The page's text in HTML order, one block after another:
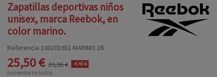
Zapatillas deportivas niños
unisex, marca Reebok, en
color marino.
Referencia 100201651.MARINO.26
25,50 € 29,95 € -4,45 €
Impuestos incluidos